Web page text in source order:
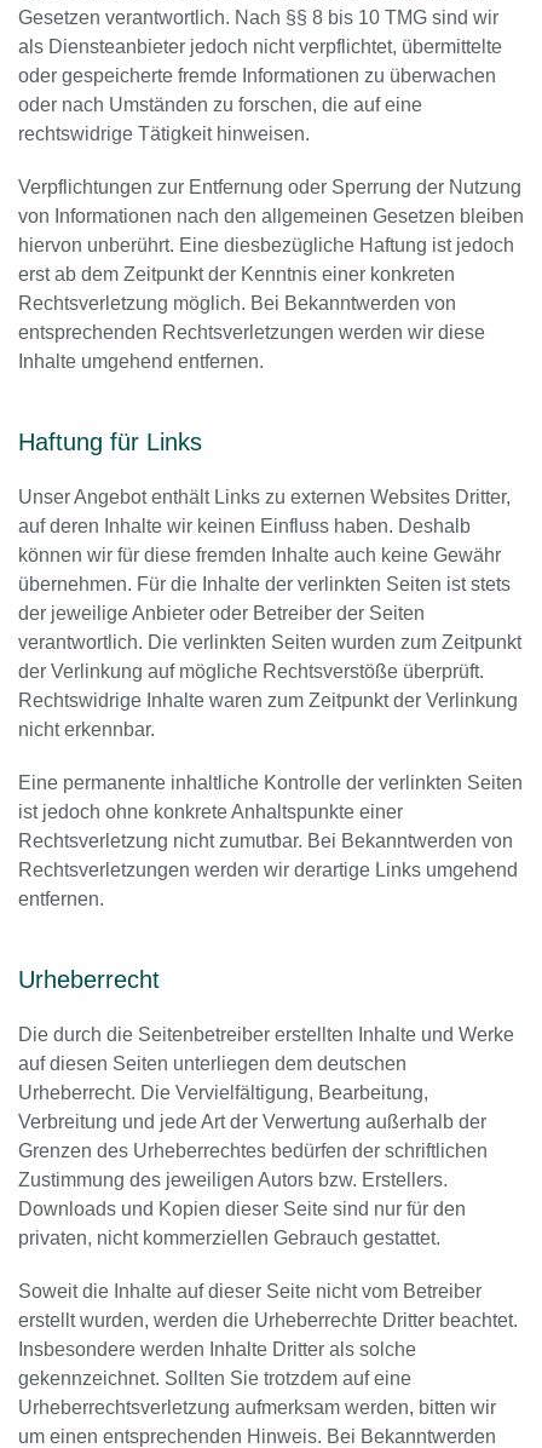
Gesetzen verantwortlich. Nach §§ 8 bis 10 TMG sind wir
als Diensteanbieter jedoch nicht verpflichtet, übermittelte
oder gespeicherte fremde Informationen zu überwachen
oder nach Umständen zu forschen, die auf eine
rechtswidrige Tätigkeit hinweisen.
Verpflichtungen zur Entfernung oder Sperrung der Nutzung
von Informationen nach den allgemeinen Gesetzen bleiben
hiervon unberührt. Eine diesbezügliche Haftung ist jedoch
erst ab dem Zeitpunkt der Kenntnis einer konkreten
Rechtsverletzung möglich. Bei Bekanntwerden von
entsprechenden Rechtsverletzungen werden wir diese
Inhalte umgehend entfernen.
Haftung für Links
Unser Angebot enthält Links zu externen Websites Dritter,
auf deren Inhalte wir keinen Einfluss haben. Deshalb
können wir für diese fremden Inhalte auch keine Gewähr
übernehmen. Für die Inhalte der verlinkten Seiten ist stets
der jeweilige Anbieter oder Betreiber der Seiten
verantwortlich. Die verlinkten Seiten wurden zum Zeitpunkt
der Verlinkung auf mögliche Rechtsverstöße überprüft.
Rechtswidrige Inhalte waren zum Zeitpunkt der Verlinkung
nicht erkennbar.
Eine permanente inhaltliche Kontrolle der verlinkten Seiten
ist jedoch ohne konkrete Anhaltspunkte einer
Rechtsverletzung nicht zumutbar. Bei Bekanntwerden von
Rechtsverletzungen werden wir derartige Links umgehend
entfernen.
Urheberrecht
Die durch die Seitenbetreiber erstellten Inhalte und Werke
auf diesen Seiten unterliegen dem deutschen
Urheberrecht. Die Vervielfältigung, Bearbeitung,
Verbreitung und jede Art der Verwertung außerhalb der
Grenzen des Urheberrechtes bedürfen der schriftlichen
Zustimmung des jeweiligen Autors bzw. Erstellers.
Downloads und Kopien dieser Seite sind nur für den
privaten, nicht kommerziellen Gebrauch gestattet.
Soweit die Inhalte auf dieser Seite nicht vom Betreiber
erstellt wurden, werden die Urheberrechte Dritter beachtet.
Insbesondere werden Inhalte Dritter als solche
gekennzeichnet. Sollten Sie trotzdem auf eine
Urheberrechtsverletzung aufmerksam werden, bitten wir
um einen entsprechenden Hinweis. Bei Bekanntwerden